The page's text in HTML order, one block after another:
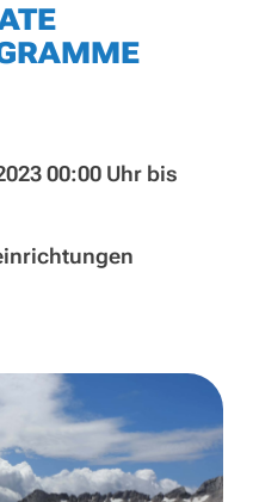
00:00 Uhr bis